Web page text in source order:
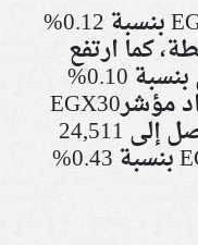
بنسبة 0.12%
مستوى 52,566 نقطة، كما ارتفع
محدد الأوزان بنسبة 0.10%
EGX30
للعائد الكلي بنسبة 0.07% ليصل إلى 24,511
بنسبة 0.43%